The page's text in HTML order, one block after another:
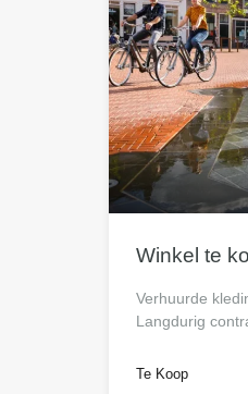
Winkel te
Verhuurde
Langdurig
Te Koop